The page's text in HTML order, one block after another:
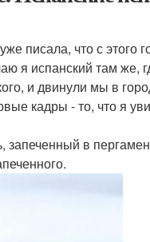
писала, что с этого
я испанский там же,
и двинули мы в
кадры - то, что я
в